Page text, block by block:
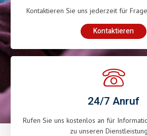
Kontaktieren Sie uns jederzeit für
Kontaktieren
24/7 Anruf
Rufen Sie uns kostenlos an für
zu unseren